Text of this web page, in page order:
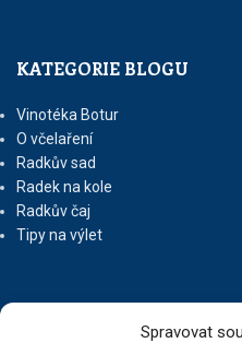
Spravovat
KATEGORIE BLOGU
Vinotéka Botur
O včelaření
Radkův sad
Radek na kole
Radkův čaj
Tipy na výlet
UŽITEČNÉ ODKAZY